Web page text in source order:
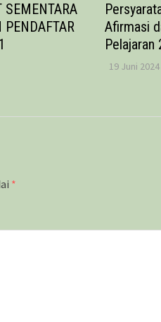
SEMENTARA
Afirmasi
19 Juni 2024
*